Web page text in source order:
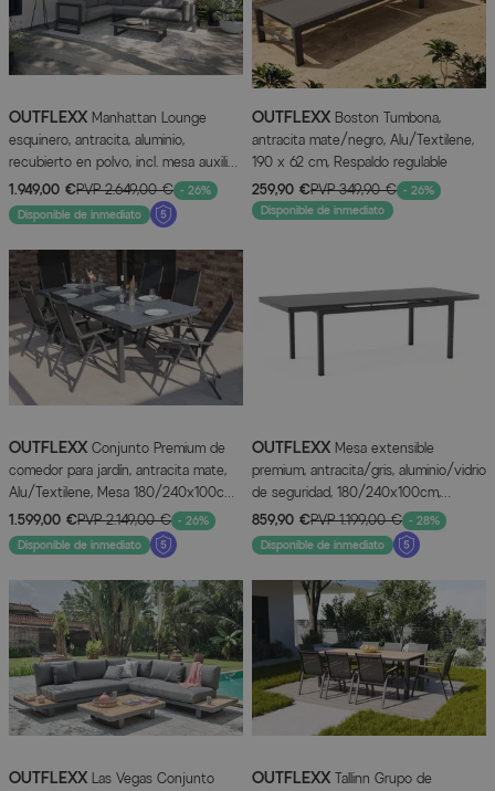
OUTFLEXX Manhattan Lounge
esquinero, antracita, aluminio,
recubierto en polvo, incl. mesa auxiliar,
alta capacidad de carga
1.949,00 €PVP2.649,00 € - 26%
Disponible de inmediato
OUTFLEXX Boston Tumbona,
antracita mate/negro, Alu/Textilene,
190 x 62 cm, Respaldo regulable
259,90 €PVP349,90 € - 26%
Disponible de inmediato
OUTFLEXX Conjunto Premium de
comedor para jardín, antracita mate,
Alu/Textilene, Mesa 180/240x100cm,
6 Sillas plegables
1.599,00 €PVP2.149,00 € - 26%
Disponible de inmediato
OUTFLEXX Mesa extensible
premium, antracita/gris, aluminio/vidrio
de seguridad, 180/240x100cm,
mecanismo de extensión automática
859,90 €PVP1.199,00 € - 28%
Disponible de inmediato
OUTFLEXX Las Vegas Conjunto
OUTFLEXX Tallinn Grupo de